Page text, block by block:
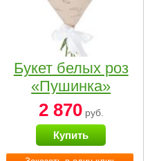
Букет белых роз
«Пушинка»
2 870руб.
Купить